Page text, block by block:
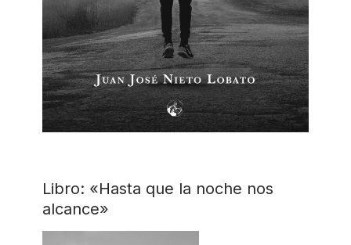
Libro: «Hasta que la noche nos
alcance»